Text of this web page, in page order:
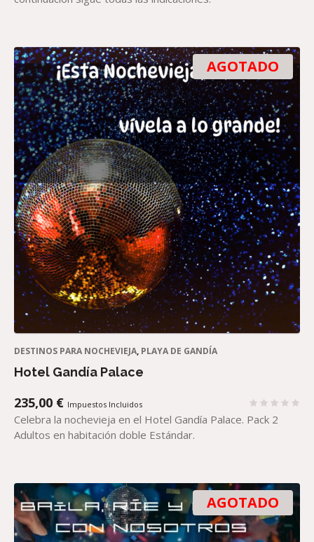
AGOTADO
DESTINOS PARA NOCHEVIEJA, PLAYA DE GANDÍA
Hotel Gandía Palace
235,00 € Impuestos Incluidos
Celebra la nochevieja en el Hotel Gandía Palace. Pack 2
Adultos en habitación doble Estándar.
AGOTADO